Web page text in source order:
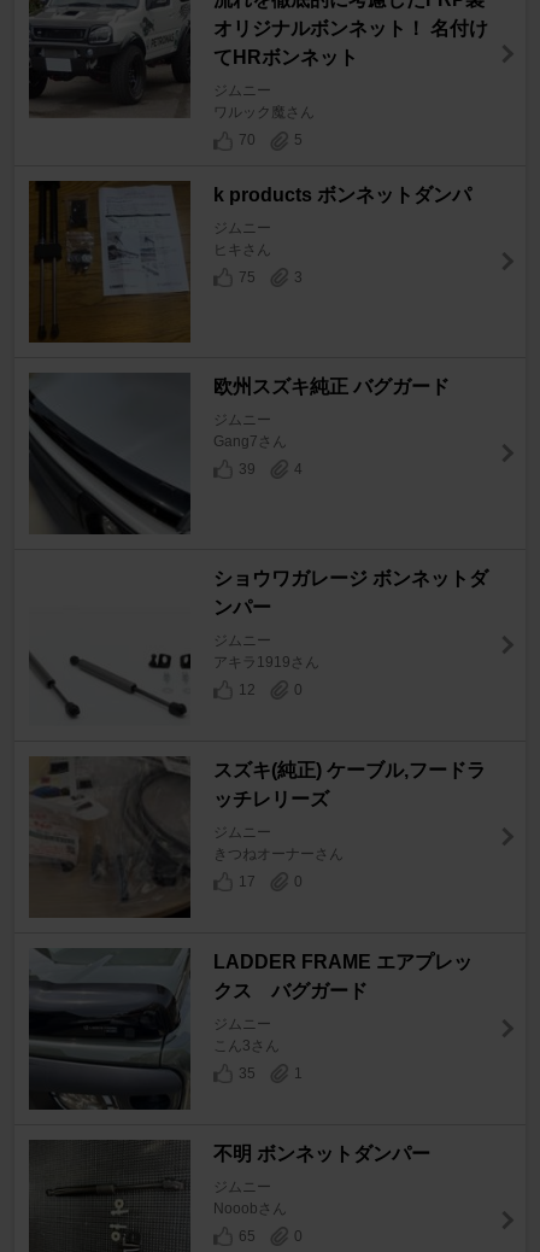
オリジナルボンネット！ 名付け
てHRボンネット
ジムニー
ワルック魔さん
70
5
k products ボンネットダンパ
ジムニー
ヒキさん
75
3
欧州スズキ純正 バグガード
ジムニー
Gang7さん
39
4
ショウワガレージ ボンネットダ
ンパー
ジムニー
アキラ1919さん
12
0
スズキ(純正) ケーブル,フードラ
ッチレリーズ
ジムニー
きつねオーナーさん
17
0
LADDER FRAME エアプレッ
クス バグガード
ジムニー
こん3さん
35
1
不明 ボンネットダンパー
ジムニー
Nooobさん
65
0